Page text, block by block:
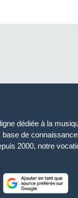
dédiée à la
de
2000, notre